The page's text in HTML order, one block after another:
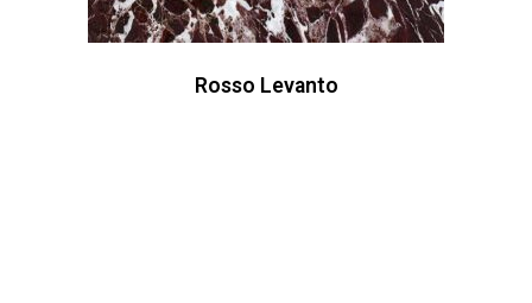
Rosso Levanto